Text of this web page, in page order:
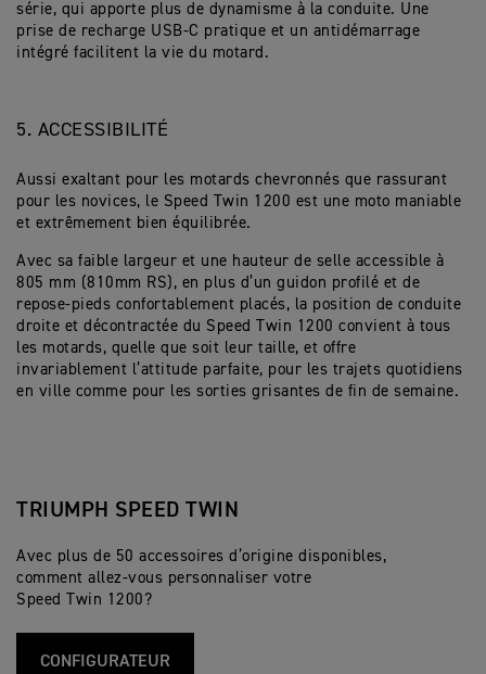
série, qui apporte plus de dynamisme à la conduite. Une
prise de recharge USB-C pratique et un antidémarrage
intégré facilitent la vie du motard.
5. ACCESSIBILITÉ
Aussi exaltant pour les motards chevronnés que rassurant
pour les novices, le Speed Twin 1200 est une moto maniable
et extrêmement bien équilibrée.
Avec sa faible largeur et une hauteur de selle accessible à
805 mm (810mm RS), en plus d’un guidon profilé et de
repose-pieds confortablement placés, la position de conduite
droite et décontractée du Speed Twin 1200 convient à tous
les motards, quelle que soit leur taille, et offre
invariablement l’attitude parfaite, pour les trajets quotidiens
en ville comme pour les sorties grisantes de fin de semaine.
TRIUMPH SPEED TWIN
Avec plus de 50 accessoires d’origine disponibles,
comment allez-vous personnaliser votre
Speed Twin 1200?
CONFIGURATEUR